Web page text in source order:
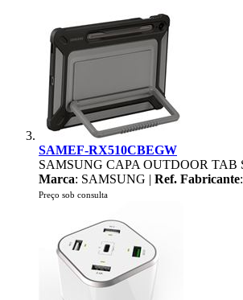
SAMEF-RX510CBEGW
SAMSUNG CAPA OUTDOOR TAB
Marca: SAMSUNG | Ref. Fabricante
Preço sob consulta